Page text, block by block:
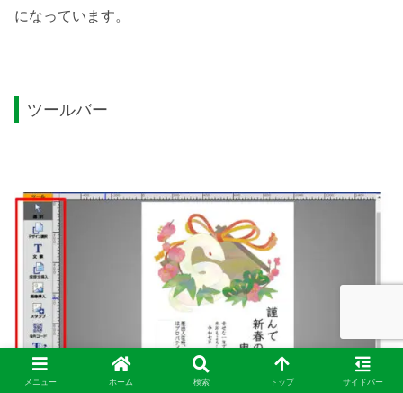
になっています。
ツールバー
メニュー ホーム 検索 トップ サイドバー